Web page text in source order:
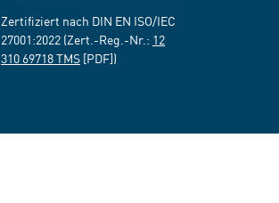
Zertifiziert nach DIN EN ISO/IEC
27001:2022 (Zert.-Reg.-Nr.: 12
310 69718 TMS [PDF])